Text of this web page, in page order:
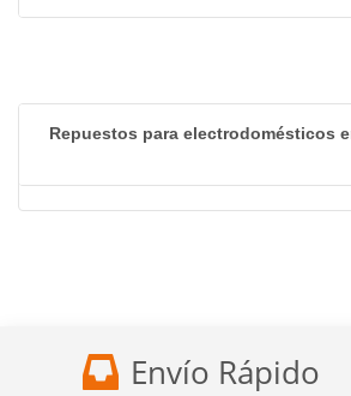
Repuestos para electrodomésticos
Envío Rápido